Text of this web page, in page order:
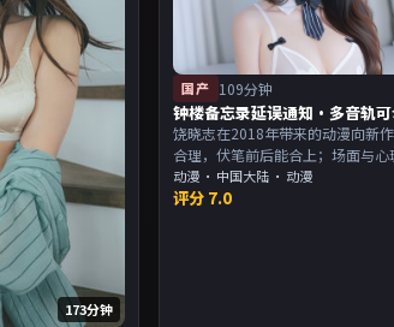
173分钟
国产 109分钟
钟楼备忘录延误通知·多音轨
饶晓志在2018年带来的动漫向新
合理，伏笔前后能合上；场面与
当。主演以演技派为主，适合喜欢
物关系的观众加入片单。
动漫 · 中国大陆 · 动漫
评分 7.0